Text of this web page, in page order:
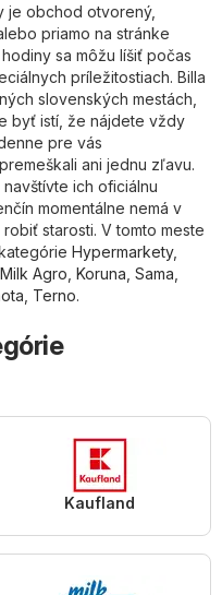
je obchod otvorený,
priamo na stránke
sa môžu líšiť počas
príležitostiach. Billa
slovenských mestách,
byť istí, že nájdete vždy
pre vás
ani jednu zľavu.
ich oficiálnu
momentálne nemá v
starosti. V tomto meste
Hypermarkety,
Milk Agro Koruna Sama
Terno.
Kaufland